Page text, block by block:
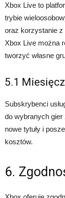
Xbox Live to
trybie
oraz korzystanie z
Xbox Live można
tworzyć własne
5.1
Subskrybenci
do wybranych gier
nowe tytuły i
kosztów.
6.